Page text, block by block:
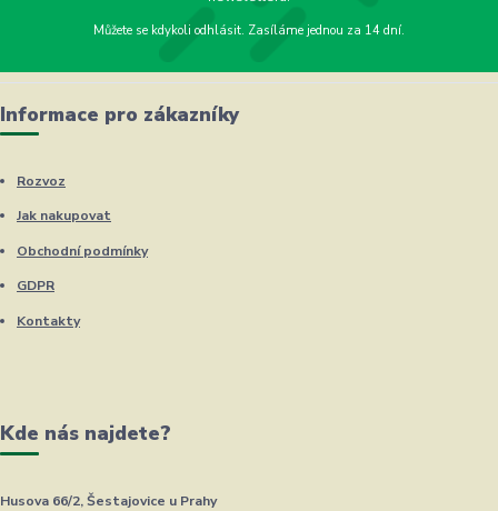
Můžete se kdykoli odhlásit. Zasíláme jednou za 14 dní.
Informace pro zákazníky
Rozvoz
Jak nakupovat
Obchodní podmínky
GDPR
Kontakty
Kde nás najdete?
Husova 66/2, Šestajovice u Prahy